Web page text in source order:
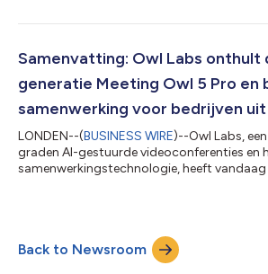
ontwerp van de Meeting Owl 5 Pro.
ondersteunen, inclusief gecertificeerde
room-systemen. Deze bek...
Samenvatting: Owl Labs onthult
generatie Meeting Owl 5 Pro en
samenwerking voor bedrijven uit
LONDEN--(BUSINESS WIRE)--Owl Labs,
graden AI-gestuurde videoconferenties en
samenwerkingstechnologie, heeft vandaag
oplossing die speciaal is ontworpen voor
een naadloze Bring Your Own Device
kabel biedt. Flexibiliteit is essentieel voor he...
Back to Newsroom